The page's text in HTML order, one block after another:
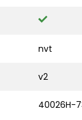
nvt
v2
40026H-